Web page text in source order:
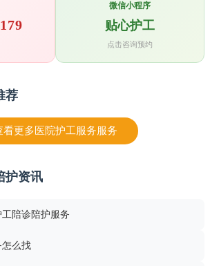
微信小程序
贴心护工
点击咨询预约
荐
看更多医院护工服务服务
护资讯
陪诊陪护服务
么找